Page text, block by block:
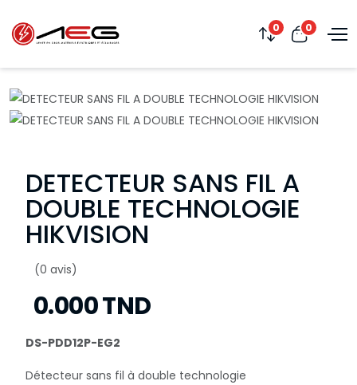
0 0
DETECTEUR SANS FIL A
DOUBLE TECHNOLOGIE
HIKVISION
(0 avis)
0.000 TND
DS-PDD12P-EG2
Détecteur sans fil à double technologie